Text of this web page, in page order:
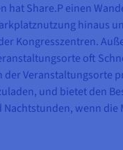
hat Share.P einen
hinaus
Kongresszentren.
oft
der Veranstaltungsorte
und bietet den
wenn